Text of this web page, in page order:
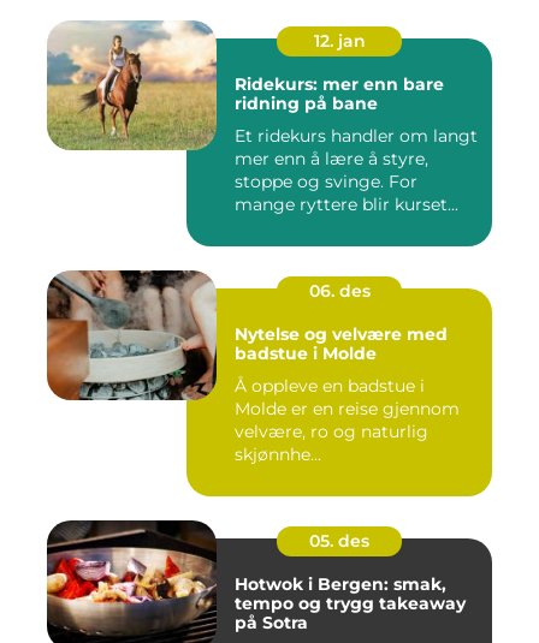
12. jan
Ridekurs: mer enn bare
ridning på bane
Et ridekurs handler om langt
mer enn å lære å styre,
stoppe og svinge. For
mange ryttere blir kurset...
06. des
Nytelse og velvære med
badstue i Molde
Å oppleve en badstue i
Molde er en reise gjennom
velvære, ro og naturlig
skjønnhe...
05. des
Hotwok i Bergen: smak,
tempo og trygg takeaway
på Sotra